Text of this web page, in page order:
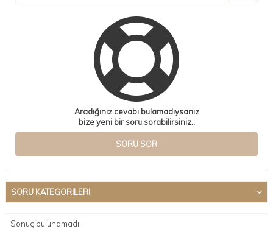
Aradığınız cevabı bulamadıysanız
bize yeni bir soru sorabilirsiniz..
SORU SOR
SORU KATEGORILERI
Sonuç bulunamadı.